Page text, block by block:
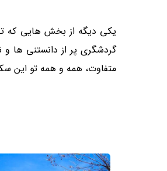
یکی دیگه از بخش هایی که
گردشگری پر از دانستنی ها
متفاوت، همه و همه تو این